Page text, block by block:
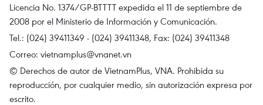
Licencia No. 1374/GP-BTTTT expedida el 11 de septiembre de
2008 por el Ministerio de Información y Comunicación.
Tel.: (024) 39411349 - (024) 39411348, Fax: (024) 39411348
Correo: vietnamplus@vnanet.vn
© Derechos de autor de VietnamPlus, VNA. Prohibida su
reproducción, por cualquier medio, sin autorización expresa por
escrito.